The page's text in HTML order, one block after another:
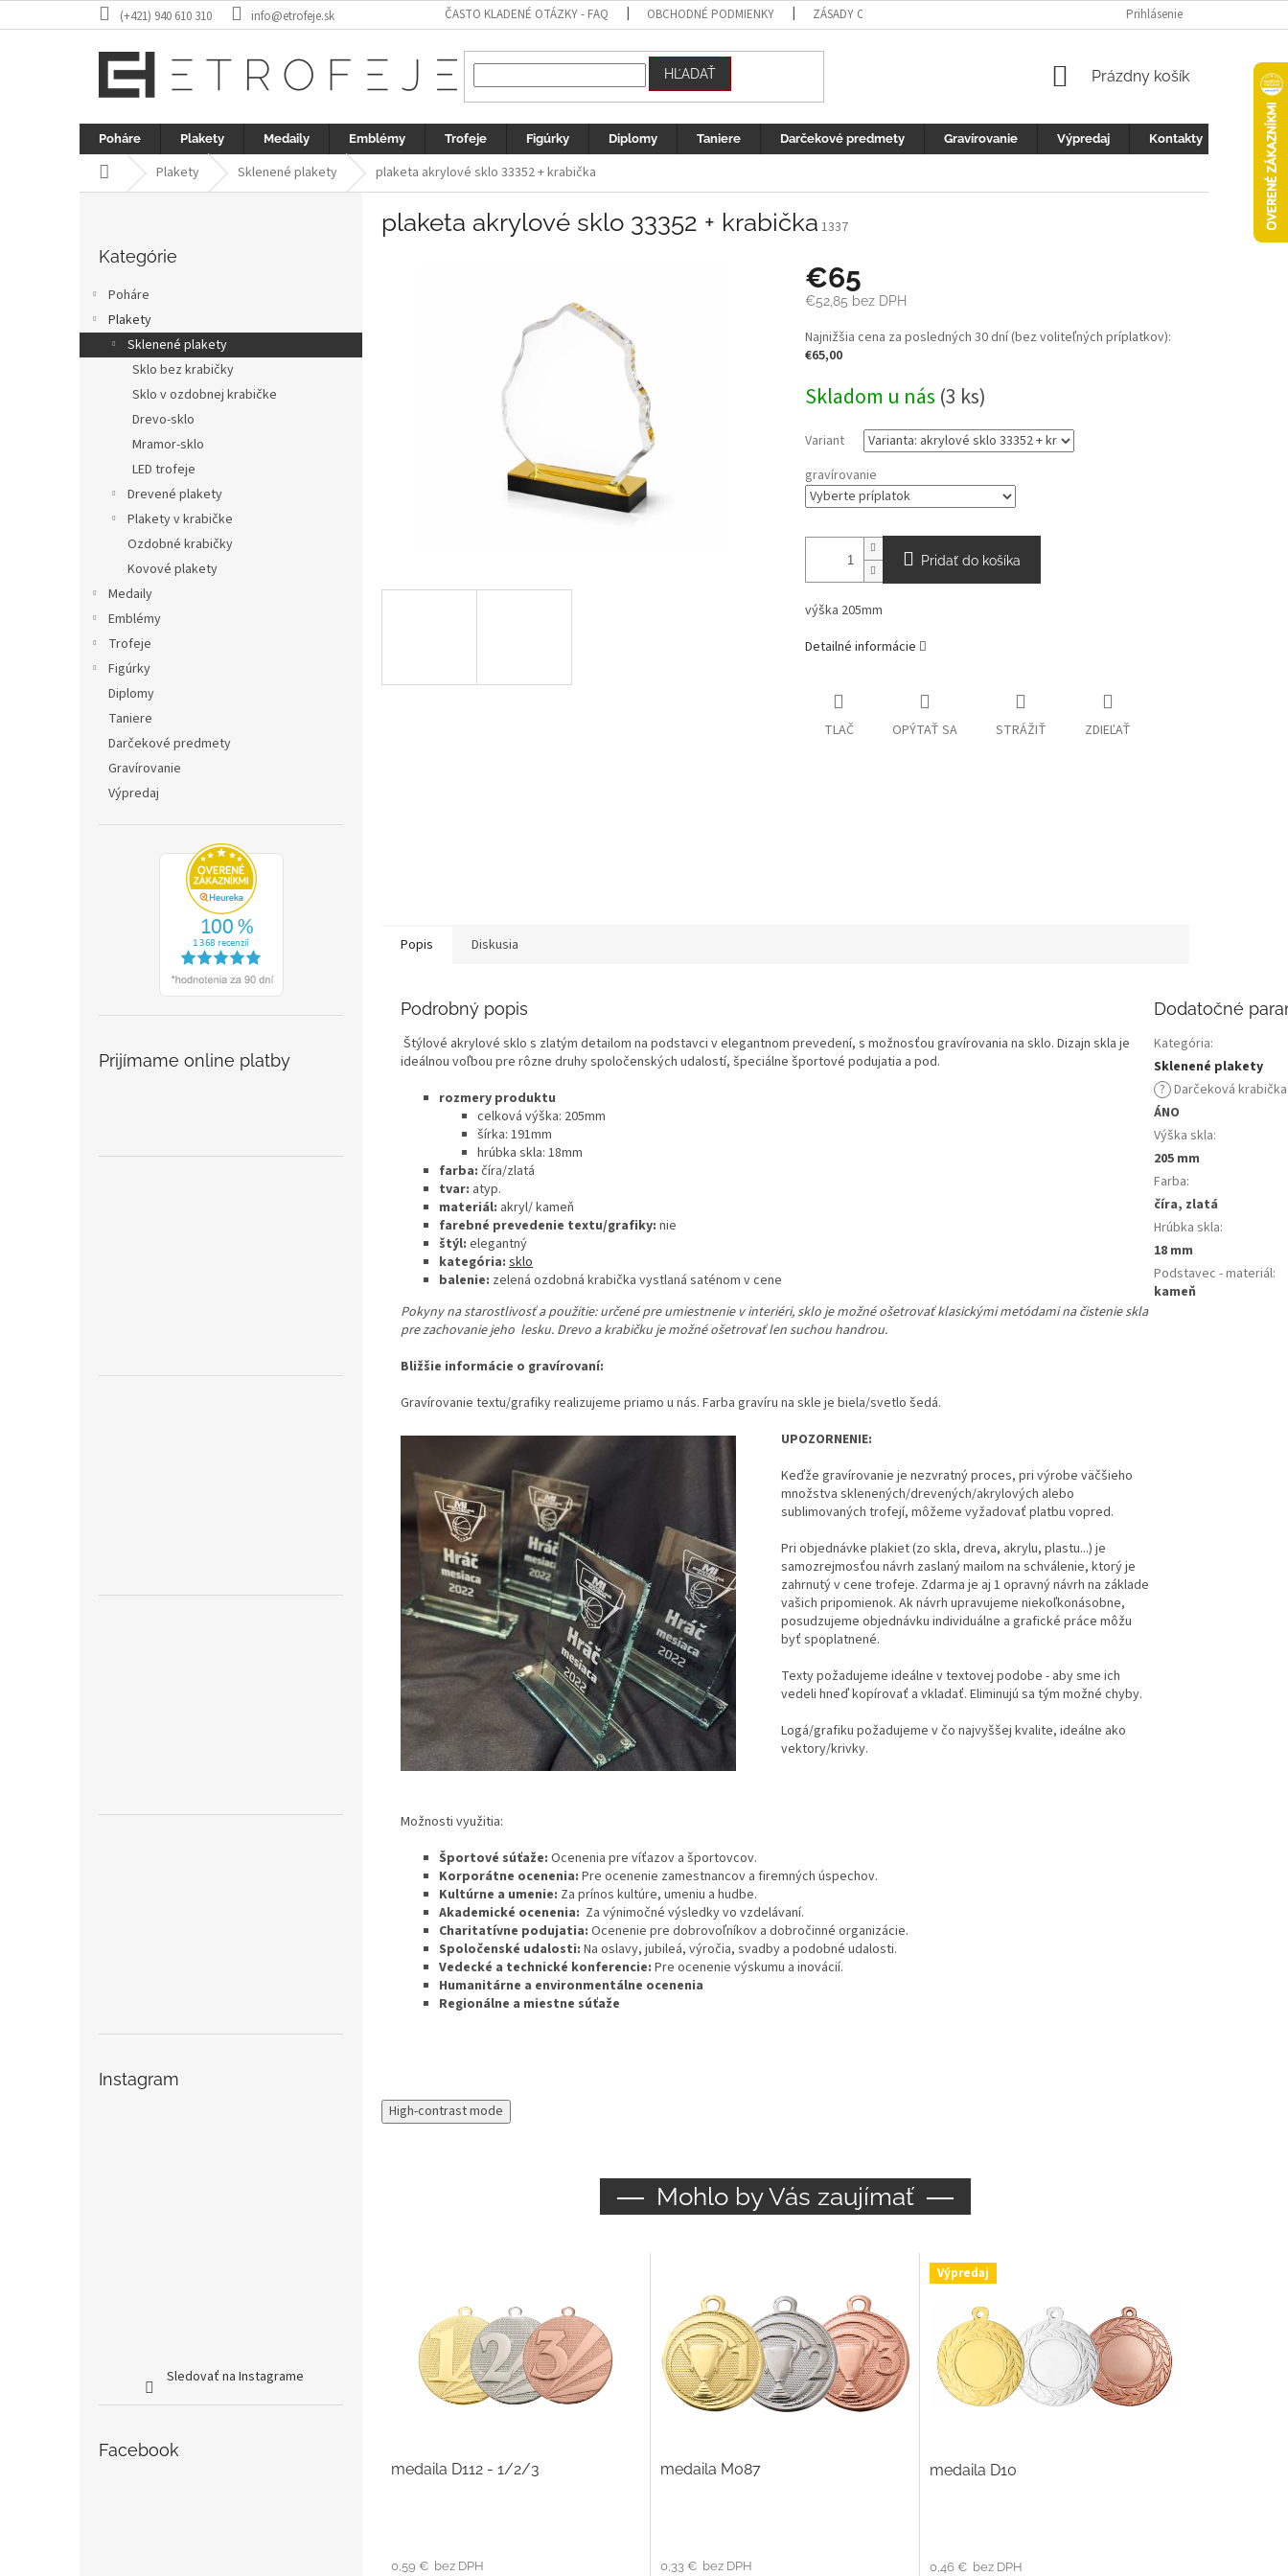
na
(+421) 940 610 310 info@etrofeje.sk ČASTO KLADENÉ OTÁZKY - FAQ OBCHODNÉ PODMIENKY ZÁSADY OCHRANY OSOBNÝCH ÚDAJOV FOTOGALERIA KONTAKTY
Prihlásenie
HĽADAŤ
NÁKUPNÝ
Prázdny košík
Poháre Plakety Medaily Emblémy Trofeje Figúrky Diplomy Taniere Darčekové predmety Gravírovanie Výpredaj Kontakty
DomovPlakety Sklenené plakety plaketa akrylové sklo 33352 + krabička
a
kategórie
Kategórie
Poháre
Plakety
Sklenené plakety
Sklo bez krabičky
Sklo v ozdobnej krabičke
Drevo-sklo
Mramor-sklo
LED trofeje
Drevené plakety
Plakety v krabičke
Ozdobné krabičky
Kovové plakety
Medaily
Emblémy
Trofeje
Figúrky
Diplomy
Taniere
Darčekové predmety
Gravírovanie
Výpredaj
Prijímame online platby
Instagram
Sledovať na Instagrame
Facebook
plaketa akrylové sklo 33352 + krabička 1337
€65
€52,85 bez DPH
Jednotková
cena:
Najnižšia cena za posledných 30 dní (bez voliteľných príplatkov):
€65,00
Skladom u nás (3 ks)
Variant
gravírovanie
Pridať do košíka
výška 205mm
Detailné informácie
TLAČ OPÝTAŤ SA STRÁŽIŤ ZDIEĽAŤ
Popis Diskusia
Podrobný popis
Štýlové akrylové sklo s zlatým detailom na podstavci v elegantnom prevedení, s možnosťou gravírovania na sklo. Dizajn skla je
ideálnou voľbou pre rôzne druhy spoločenských udalostí, špeciálne športové podujatia a pod.
rozmery produktu
celková výška: 205mm
šírka: 191mm
hrúbka skla: 18mm
farba: číra/zlatá
tvar: atyp.
materiál: akryl/ kameň
farebné prevedenie textu/grafiky: nie
štýl: elegantný
kategória: sklo
balenie: zelená ozdobná krabička vystlaná saténom v cene
Pokyny na starostlivosť a použitie: určené pre umiestnenie v interiéri, sklo je možné ošetrovať klasickými metódami na čistenie skla
pre zachovanie jeho lesku. Drevo a krabičku je možné ošetrovať len suchou handrou.
Bližšie informácie o gravírovaní:
Gravírovanie textu/grafiky realizujeme priamo u nás. Farba gravíru na skle je biela/svetlo šedá.
UPOZORNENIE:
Keďže gravírovanie je nezvratný proces, pri výrobe väčšieho
množstva sklenených/drevených/akrylových alebo
sublimovaných trofejí, môžeme vyžadovať platbu vopred.
Pri objednávke plakiet (zo skla, dreva, akrylu, plastu...) je
samozrejmosťou návrh zaslaný mailom na schválenie, ktorý je
zahrnutý v cene trofeje. Zdarma je aj 1 opravný návrh na základe
vašich pripomienok. Ak návrh upravujeme niekoľkonásobne,
posudzujeme objednávku individuálne a grafické práce môžu
byť spoplatnené.
Texty požadujeme ideálne v textovej podobe - aby sme ich
vedeli hneď kopírovať a vkladať. Eliminujú sa tým možné chyby.
Logá/grafiku požadujeme v čo najvyššej kvalite, ideálne ako
vektory/krivky.
Možnosti využitia:
Športové súťaže: Ocenenia pre víťazov a športovcov.
Korporátne ocenenia: Pre ocenenie zamestnancov a firemných úspechov.
Kultúrne a umenie: Za prínos kultúre, umeniu a hudbe.
Akademické ocenenia: Za výnimočné výsledky vo vzdelávaní.
Charitatívne podujatia: Ocenenie pre dobrovoľníkov a dobročinné organizácie.
Spoločenské udalosti: Na oslavy, jubileá, výročia, svadby a podobné udalosti.
Vedecké a technické konferencie: Pre ocenenie výskumu a inovácií.
Humanitárne a environmentálne ocenenia
Regionálne a miestne súťaže
Dodatočné
Kategória:
Sklenené plakety
? Darčeková
ÁNO
Výška skla:
205 mm
Farba:
číra, zlatá
Hrúbka skla:
18 mm
Podstavec - materiál:
kameň
High-contrast mode
Mohlo by Vás zaujímať
medaila D112 - 1/2/3
0,59 € bez DPH
medaila M087
0,33 € bez DPH
Výpredaj
medaila D10
0,46 € bez DPH